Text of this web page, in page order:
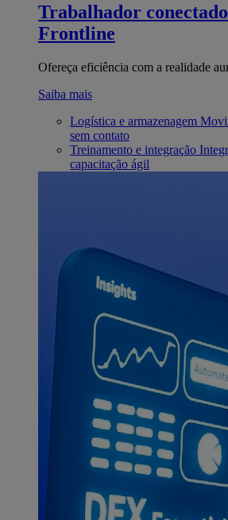
Trabalhador conectado
Frontline
Ofereça eficiência com a realidade
Saiba mais
Logística e armazenagem
sem contato
Treinamento e integração
capacitação ágil